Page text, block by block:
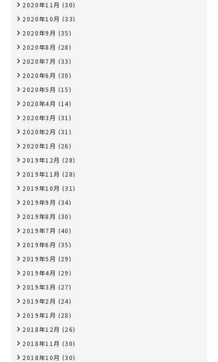
2020年11月 (30)
2020年10月 (33)
2020年9月 (35)
2020年8月 (28)
2020年7月 (33)
2020年6月 (30)
2020年5月 (15)
2020年4月 (14)
2020年3月 (31)
2020年2月 (31)
2020年1月 (26)
2019年12月 (28)
2019年11月 (28)
2019年10月 (31)
2019年9月 (34)
2019年8月 (30)
2019年7月 (40)
2019年6月 (35)
2019年5月 (29)
2019年4月 (29)
2019年3月 (27)
2019年2月 (24)
2019年1月 (28)
2018年12月 (26)
2018年11月 (30)
2018年10月 (30)